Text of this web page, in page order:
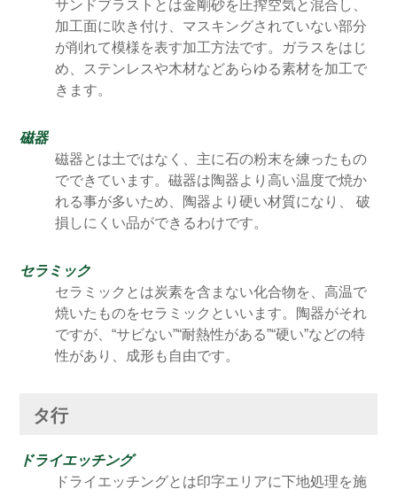
サンドブラストとは金剛砂を圧搾空気と混合し、
加工面に吹き付け、マスキングされていない部分
が削れて模様を表す加工方法です。ガラスをはじ
め、ステンレスや木材などあらゆる素材を加工で
きます。
磁器
磁器とは土ではなく、主に石の粉末を練ったもの
でできています。磁器は陶器より高い温度で焼か
れる事が多いため、陶器より硬い材質になり、 破
損しにくい品ができるわけです。
セラミック
セラミックとは炭素を含まない化合物を、高温で
焼いたものをセラミックといいます。陶器がそれ
ですが、“サビない”“耐熱性がある”“硬い”などの特
性があり、成形も自由です。
タ行
ドライエッチング
ドライエッチングとは印字エリアに下地処理を施